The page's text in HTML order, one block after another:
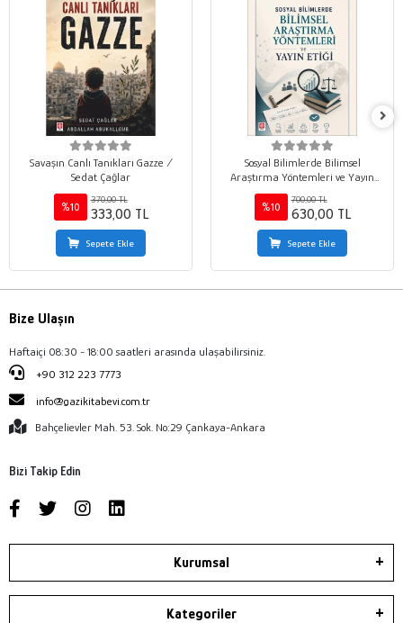
Savaşın Canlı Tanıkları Gazze /
Sedat Çağlar
%10
370,00 TL
333,00 TL
Sepete Ekle
Sosyal Bilimlerde Bilimsel
Araştırma Yöntemleri ve Yayın
Etiği / Mehmet Marangoz
%10
700,00 TL
630,00 TL
Sepete Ekle
Bize Ulaşın
Haftaiçi 08:30 - 18:00 saatleri arasında ulaşabilirsiniz.
+90 312 223 7773
info@gazikitabevi.com.tr
Bahçelievler Mah. 53. Sok. No:29 Çankaya-Ankara
Bizi Takip Edin
Kurumsal
Kategoriler